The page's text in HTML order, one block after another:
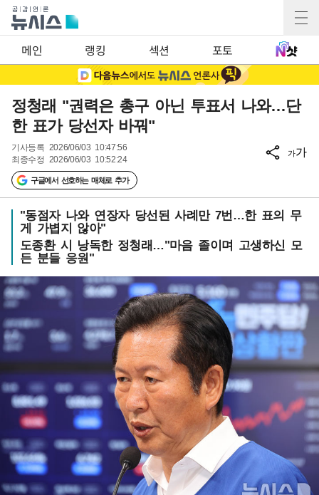
메인 랭킹 섹션 포토
정청래 "권력은 총구 아닌 투표서 나와…단
한 표가 당선자 바꿔"
기사등록 2026/06/03 10:47:56
최종수정 2026/06/03 10:52:24
구글에서 선호하는 매체로 추가
가가
"동점자 나와 연장자 당선된 사례만 7번…한 표의 무
게 가볍지 않아"
도종환 시 낭독한 정청래…"마음 졸이며 고생하신 모
든 분들 응원"